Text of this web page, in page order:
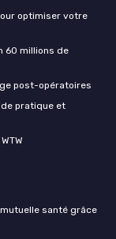
optimiser votre
60 millions de
post-opératoires
pratique et
santé grâce